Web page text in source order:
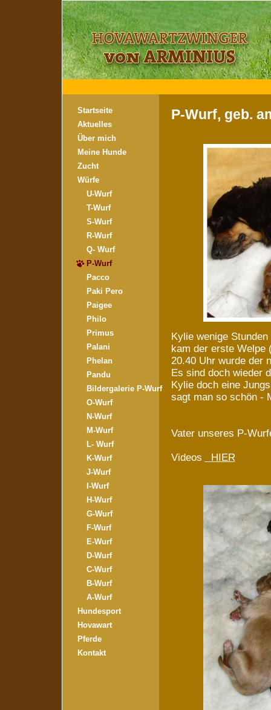
Startseite
Aktuelles
Über mich
Meine Hunde
Zucht
Würfe
U-Wurf
T-Wurf
S-Wurf
R-Wurf
Q- Wurf
P-Wurf
Pacco
Paki Pero
Paigee
Philo
Primus
Palani
Phelan
Pandu
Bildergalerie P-Wurf
O-Wurf
N-Wurf
M-Wurf
L- Wurf
K-Wurf
J-Wurf
I-Wurf
H-Wurf
G-Wurf
F-Wurf
E-Wurf
D-Wurf
C-Wurf
B-Wurf
A-Wurf
Hundesport
Hovawart
Pferde
Kontakt
P-Wurf, geb.
Kylie wenige
kam der erste Welpe
20.40 Uhr wurde der
Es sind doch wieder
Kylie doch eine
sagt man so schön -
Vater unseres P-
Videos HIER